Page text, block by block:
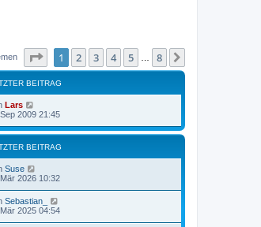
Seite von8
1 2 3 4 5 8
BEITRAG
Lars
2009 21:45
BEITRAG
Suse
2026 10:32
Sebastian_
2025 04:54